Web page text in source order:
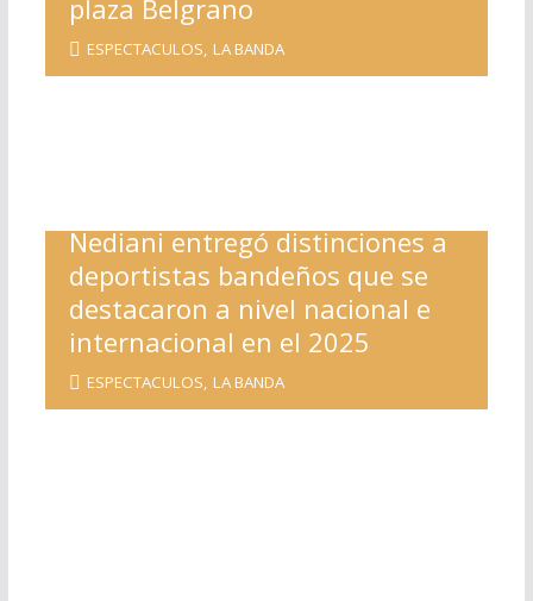
plaza Belgrano
ESPECTACULOS LA BANDA
Nediani entregó distinciones a
deportistas bandeños que se
destacaron a nivel nacional e
internacional en el 2025
ESPECTACULOS LA BANDA